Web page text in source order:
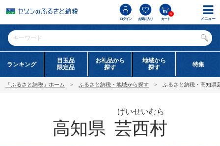
ログイン お気に入り カート
0
ランキング
目玉品
限定品
お礼品から
探す
地域から
探す
特集
「ふるさと納税」ホーム ふるさと納税・地域から探す ふるさと納税・高知県
高知県 芸西村
げいせいむら
メニュー